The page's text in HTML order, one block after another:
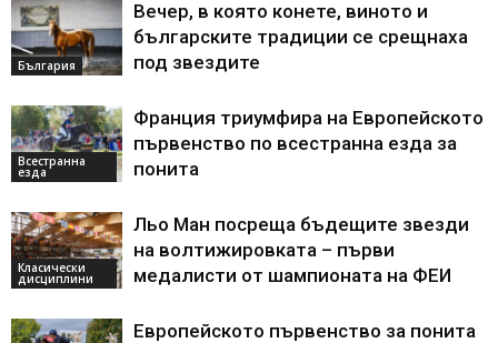
България
Вечер, в която конете, виното и
българските традиции се срещнаха
под звездите
Всестранна
езда
Франция триумфира на Европейското
първенство по всестранна езда за
понита
Класически
дисциплини
Льо Ман посреща бъдещите звезди
на волтижировката – първи
медалисти от шампионата на ФЕИ
Европейското първенство за понита